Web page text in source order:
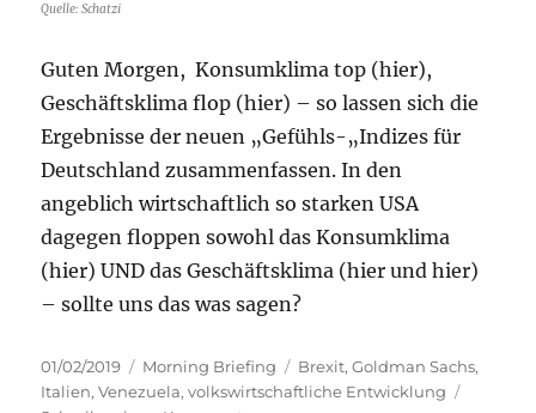
Quelle: Schatzi
Guten Morgen, Konsumklima top (hier),
Geschäftsklima flop (hier) – so lassen sich die
Ergebnisse der neuen „Gefühls-„Indizes für
Deutschland zusammenfassen. In den
angeblich wirtschaftlich so starken USA
dagegen floppen sowohl das Konsumklima
(hier) UND das Geschäftsklima (hier und hier)
– sollte uns das was sagen?
Veröffentlicht
am
01/02/2019 Kategorien
Morning Briefing Schlagwörter
Brexit,Goldman Sachs,
Italien,Venezuela,volkswirtschaftliche Entwicklung